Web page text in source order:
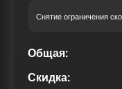
Снятие ограничения
Общая:
Скидка: